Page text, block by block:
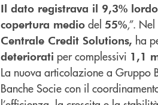
Il dato registrava il 9,3% lordo
copertura medio del 55%,”.
Centrale Credit Solutions, ha
deteriorati per complessivi 1,1
La nuova articolazione a Gruppo
Banche Socie con il